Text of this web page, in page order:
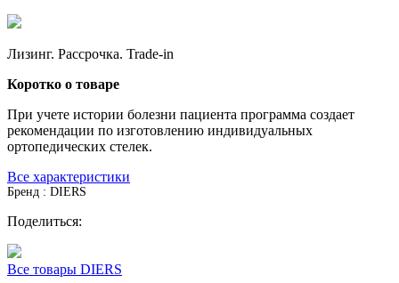
Лизинг. Рассрочка. Trade-in
Коротко о товаре
При учете истории болезни пациента программа создает
рекомендации по изготовлению индивидуальных
ортопедических стелек.
Все характеристики
Бренд : DIERS
Поделиться:
Все товары DIERS